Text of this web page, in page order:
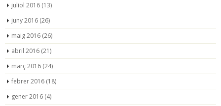
juliol 2016 (13)
juny 2016 (26)
maig 2016 (26)
abril 2016 (21)
març 2016 (24)
febrer 2016 (18)
gener 2016 (4)